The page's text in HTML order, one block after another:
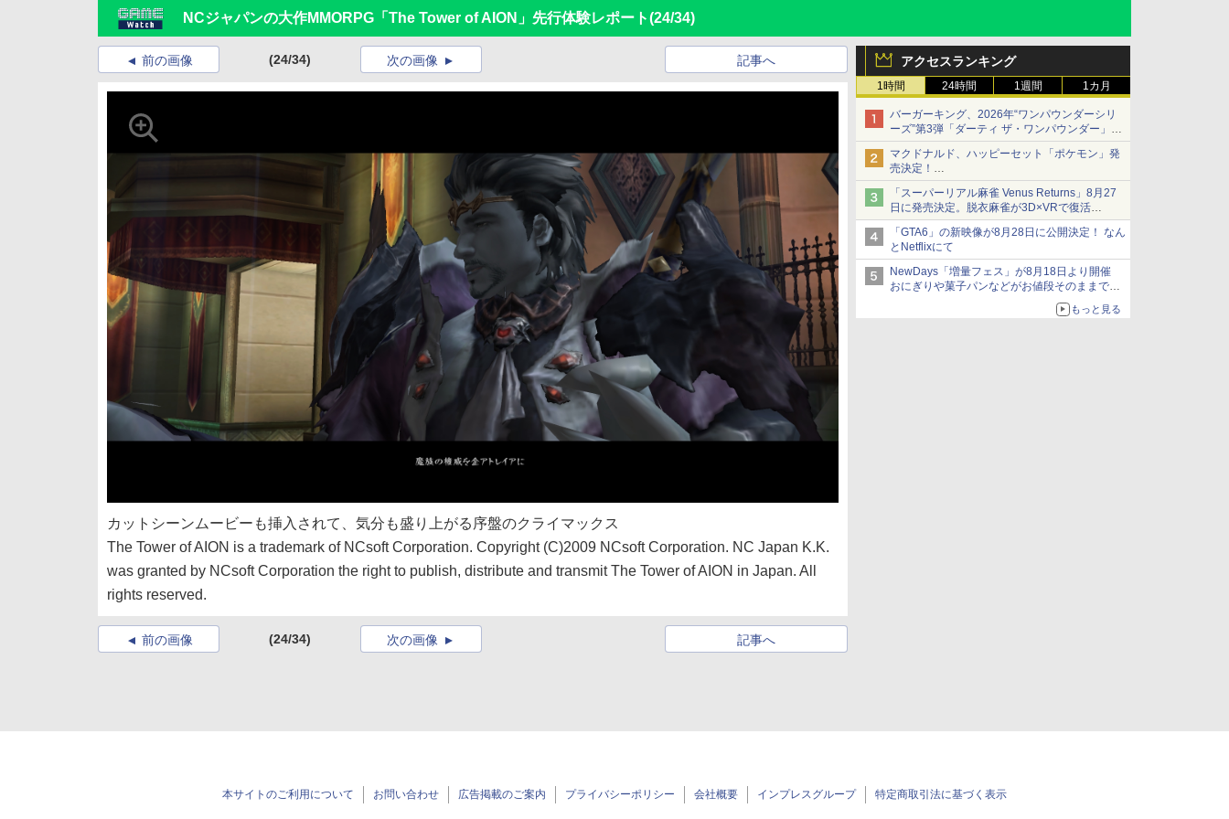
NCジャパンの大作MMORPG「The Tower of AION」先行体験レポート(24/34)
アクセスランキング
1時間 24時間 1週間 1カ月
バーガーキング、2026年“ワンパウンダーシリ
ーズ”第3弾「ダーティ ザ・ワンパウンダー」を
8月7日発売
「特製ガーリックマヨソース」を使用した超大
型チーズバーガー
マクドナルド、ハッピーセット「ポケモン」発
売決定！
ポケモン30周年記念で30匹が大集合
「スーパーリアル麻雀 Venus Returns」8月27
日に発売決定。脱衣麻雀が3D×VRで復活
発売から2週間は20%オフになるセールが実施
「GTA6」の新映像が8月28日に公開決定！ なん
とNetflixにて
NewDays「増量フェス」が8月18日より開催
おにぎりや菓子パンなどがお値段そのままで最
もっと見る
前の画像 (24/34) 記事へ
次の画像
カットシーンムービーも挿入されて、気分も盛り上がる序盤のクライマックス
The Tower of AION is a trademark of NCsoft Corporation. Copyright (C)2009 NCsoft Corporation. NC Japan K.K.
was granted by NCsoft Corporation the right to publish, distribute and transmit The Tower of AION in Japan. All
rights reserved.
前の画像 (24/34) 記事へ
次の画像
本サイトのご利用について お問い合わせ 広告掲載のご案内 プライバシーポリシー 会社概要 インプレスグループ 特定商取引法に基づく表示